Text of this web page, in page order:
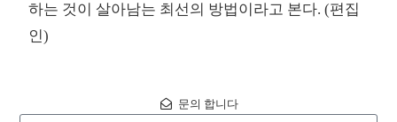
하는 것이 살아남는 최선의 방법이라고 본다. (편집
인)
문의 합니다